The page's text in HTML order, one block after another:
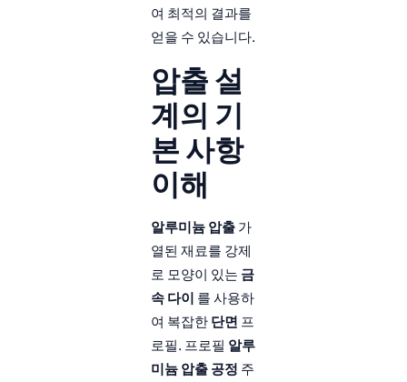
여 최적의 결과를
얻을 수 있습니다.
압출 설
계의 기
본 사항
이해
알루미늄 압출 가
열된 재료를 강제
로 모양이 있는 금
속 다이 를 사용하
여 복잡한 단면 프
로필. 프로필 알루
미늄 압출 공정 주